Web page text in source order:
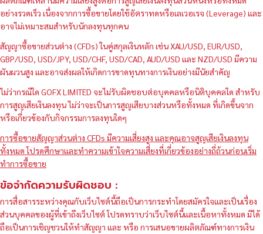
อย่างรวดเร็ว เนื่องจากการซื้อขายโดยใช้อัตราทดหรือเลเวอเรจ (Leverage) และ
อาจไม่เหมาะสมสำหรับนักลงทุนทุกคน
สัญญาซื้อขายส่วนต่าง (CFDs) ในคู่สกุลเงินหลัก เช่น XAU/USD, EUR/USD,
GBP/USD, USD/JPY, USD/CHF, USD/CAD, AUD/USD และ NZD/USD มีความ
ผันผวนสูง และอาจส่งผลให้เกิดการขาดทุนทางการเงินอย่างมีนัยสำคัญ
ไม่ว่ากรณีใด GOFX LIMITED จะไม่รับผิดชอบต่อบุคคลหรือนิติบุคคลใด สำหรับ
การสูญเสียเงินลงทุน ไม่ว่าจะเป็นการสูญเสียบางส่วนหรือทั้งหมด ที่เกิดขึ้นจาก
หรือเกี่ยวข้องกับกิจกรรมการลงทุนใดๆ
การซื้อขายสัญญาส่วนต่าง CFDs มีความเสี่ยงสูง และคุณอาจสูญเสียเงินลงทุน
ทั้งหมด โปรดศึกษาและทำความเข้าใจความเสี่ยงที่เกี่ยวข้องอย่างถี่ถ้วนก่อนเริ่ม
ทำการซื้อขาย
ข้อจำกัดความรับผิดชอบ :
การสื่อสารระหว่างคุณกับเว็บไซต์นี้ถือเป็นการกระทำโดยสมัครใจและเป็นเรื่อง
ส่วนบุคคลของผู้ที่เข้าถึงเว็บไซต์ โปรดทราบว่าเว็บไซต์นี้และเนื้อหาทั้งหมด มิได้
ถือเป็นการเชิญชวนให้ทำสัญญา และ หรือ การเสนอขายผลิตภัณฑ์ทางการเงิน